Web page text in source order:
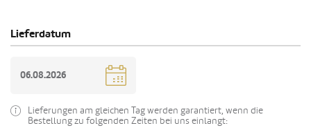
Lieferdatum
Lieferungen am gleichen Tag werden garantiert, wenn die
Bestellung zu folgenden Zeiten bei uns einlangt: